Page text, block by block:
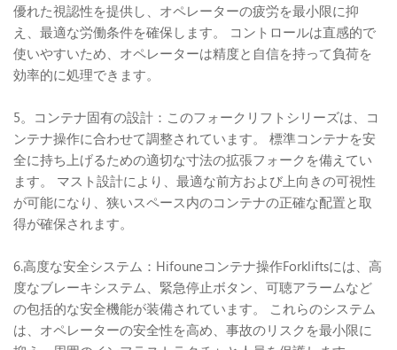
優れた視認性を提供し、オペレーターの疲労を最小限に抑
え、最適な労働条件を確保します。 コントロールは直感的で
使いやすいため、オペレーターは精度と自信を持って負荷を
効率的に処理できます。
5。コンテナ固有の設計：このフォークリフトシリーズは、コ
ンテナ操作に合わせて調整されています。 標準コンテナを安
全に持ち上げるための適切な寸法の拡張フォークを備えてい
ます。 マスト設計により、最適な前方および上向きの可視性
が可能になり、狭いスペース内のコンテナの正確な配置と取
得が確保されます。
6.高度な安全システム：Hifouneコンテナ操作Forkliftsには、高
度なブレーキシステム、緊急停止ボタン、可聴アラームなど
の包括的な安全機能が装備されています。 これらのシステム
は、オペレーターの安全性を高め、事故のリスクを最小限に